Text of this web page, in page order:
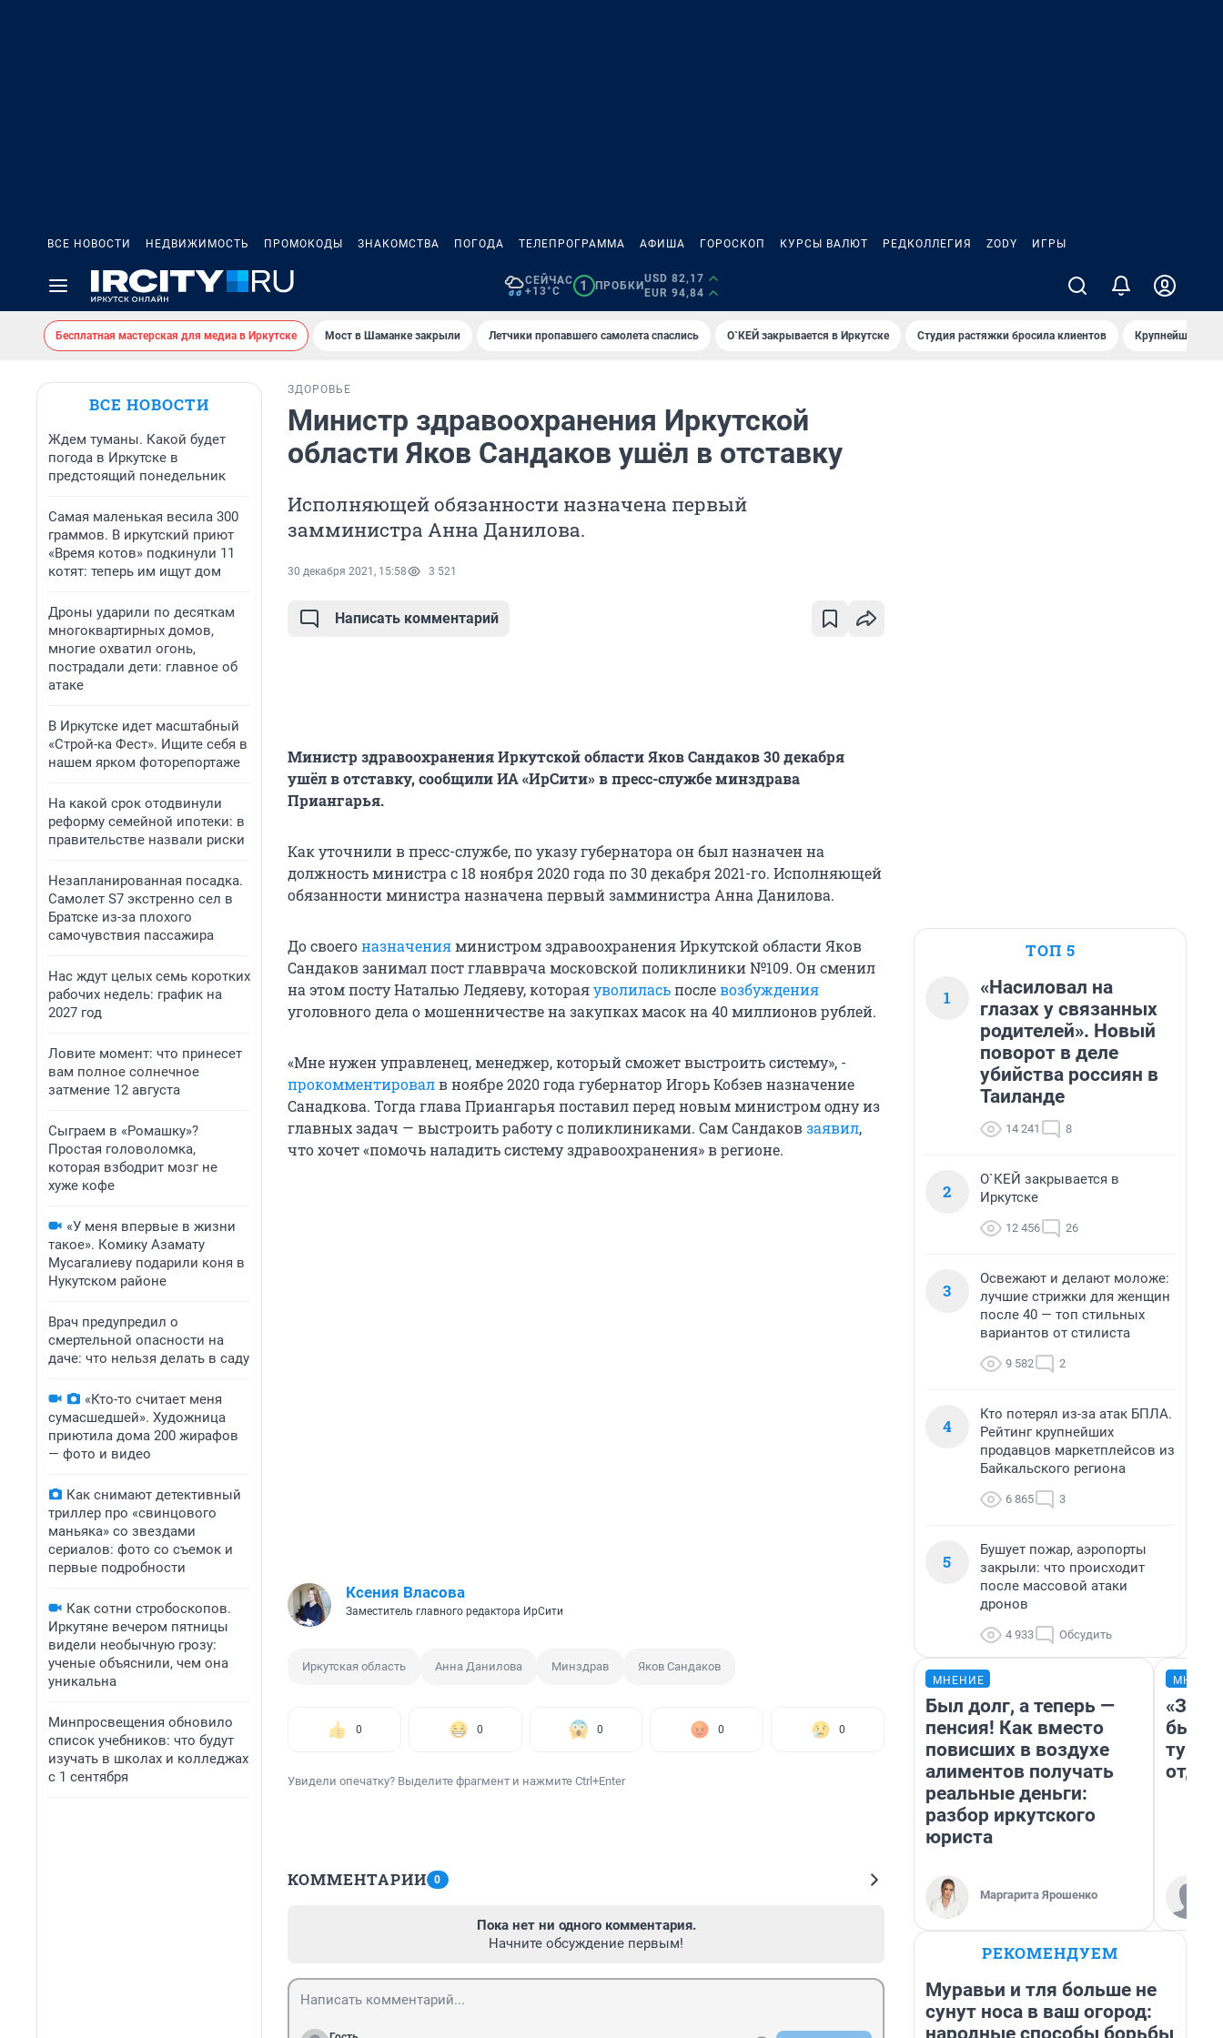
ВСЕ НОВОСТИ НЕДВИЖИМОСТЬ ПРОМОКОДЫ ЗНАКОМСТВА ПОГОДА ТЕЛЕПРОГРАММА АФИША ГОРОСКОП КУРСЫ ВАЛЮТ РЕДКОЛЛЕГИЯ ZODY ИГРЫ
СЕЙЧАС
+13°C
1 ПРОБКИ
USD 82,17
EUR 94,84
Бесплатная мастерская для медиа в Иркутске Мост в Шаманке закрыли Летчики пропавшего самолета спаслись О`КЕЙ закрывается в Иркутске Студия растяжки бросила клиентов Крупнейшие
ВСЕ НОВОСТИ
Ждем туманы. Какой будет
погода в Иркутске в
предстоящий понедельник
Самая маленькая весила 300
граммов. В иркутский приют
«Время котов» подкинули 11
котят: теперь им ищут дом
Дроны ударили по десяткам
многоквартирных домов,
многие охватил огонь,
пострадали дети: главное об
атаке
В Иркутске идет масштабный
«Строй-ка Фест». Ищите себя в
нашем ярком фоторепортаже
На какой срок отодвинули
реформу семейной ипотеки: в
правительстве назвали риски
Незапланированная посадка.
Самолет S7 экстренно сел в
Братске из-за плохого
самочувствия пассажира
Нас ждут целых семь коротких
рабочих недель: график на
2027 год
Ловите момент: что принесет
вам полное солнечное
затмение 12 августа
Сыграем в «Ромашку»?
Простая головоломка,
которая взбодрит мозг не
хуже кофе
«У меня впервые в жизни
такое». Комику Азамату
Мусагалиеву подарили коня в
Нукутском районе
Врач предупредил о
смертельной опасности на
даче: что нельзя делать в саду
«Кто-то считает меня
сумасшедшей». Художница
приютила дома 200 жирафов
— фото и видео
Как снимают детективный
триллер про «свинцового
маньяка» со звездами
сериалов: фото со съемок и
первые подробности
Как сотни стробоскопов.
Иркутяне вечером пятницы
видели необычную грозу:
ученые объяснили, чем она
уникальна
Минпросвещения обновило
список учебников: что будут
изучать в школах и колледжах
с 1 сентября
ЗДОРОВЬЕ
Министр здравоохранения Иркутской
области Яков Сандаков ушёл в отставку
Исполняющей обязанности назначена первый
замминистра Анна Данилова.
30 декабря 2021, 15:58 3 521
Написать комментарий
Министр здравоохранения Иркутской области Яков Сандаков 30 декабря
ушёл в отставку, сообщили ИА «ИрСити» в пресс-службе минздрава
Приангарья.
Как уточнили в пресс-службе, по указу губернатора он был назначен на
должность министра с 18 ноября 2020 года по 30 декабря 2021-го. Исполняющей
обязанности министра назначена первый замминистра Анна Данилова.
До своегоназначенияминистром здравоохранения Иркутской области Яков
Сандаков занимал пост главврача московской поликлиники №109. Он сменил
на этом посту Наталью Ледяеву, котораяуволиласьпослевозбуждения
уголовного дела о мошенничестве на закупках масок на 40 миллионов рублей.
«Мне нужен управленец, менеджер, который сможет выстроить систему», -
прокомментировалв ноябре 2020 года губернатор Игорь Кобзев назначение
Санадкова. Тогда глава Приангарья поставил перед новым министром одну из
главных задач — выстроить работу с поликлиниками. Сам Сандаковзаявил,
что хочет «помочь наладить систему здравоохранения» в регионе.
Ксения Власова
Заместитель главного редактора ИрСити
Иркутская область Анна Данилова Минздрав Яков Сандаков
0 0 0 0 0
Увидели опечатку? Выделите фрагмент и нажмите Ctrl+Enter
КОММЕНТАРИИ 0
Пока нет ни одного комментария.
Начните обсуждение первым!
ТОП 5
1
«Насиловал на
глазах у связанных
родителей». Новый
поворот в деле
убийства россиян в
Таиланде
14 241 8
2
О`КЕЙ закрывается в
Иркутске
12 456 26
3
Освежают и делают моложе:
лучшие стрижки для женщин
после 40 — топ стильных
вариантов от стилиста
9 582 2
4
Кто потерял из-за атак БПЛА.
Рейтинг крупнейших
продавцов маркетплейсов из
Байкальского региона
6 865 3
5
Бушует пожар, аэропорты
закрыли: что происходит
после массовой атаки
дронов
4 933 Обсудить
МНЕНИЕ
Был долг, а теперь —
пенсия! Как вместо
повисших в воздухе
алиментов получать
реальные деньги:
разбор иркутского
юриста
Маргарита Ярошенко
«За
были
РЕКОМЕНДУЕМ
Муравьи и тля больше не
сунут носа в ваш огород:
народные способы борьбы